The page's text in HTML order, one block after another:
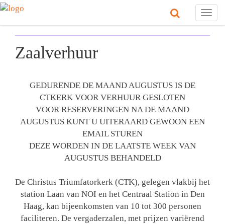
Zaalverhuur
GEDURENDE DE MAAND AUGUSTUS IS DE
CTKERK VOOR VERHUUR GESLOTEN
VOOR RESERVERINGEN NA DE MAAND
AUGUSTUS KUNT U UITERAARD GEWOON EEN
EMAIL STUREN
DEZE WORDEN IN DE LAATSTE WEEK VAN
AUGUSTUS BEHANDELD
De Christus Triumfatorkerk (CTK), gelegen vlakbij het
station Laan van NOI en het Centraal Station in Den
Haag, kan bijeenkomsten van 10 tot 300 personen
faciliteren. De vergaderzalen, met prijzen variërend